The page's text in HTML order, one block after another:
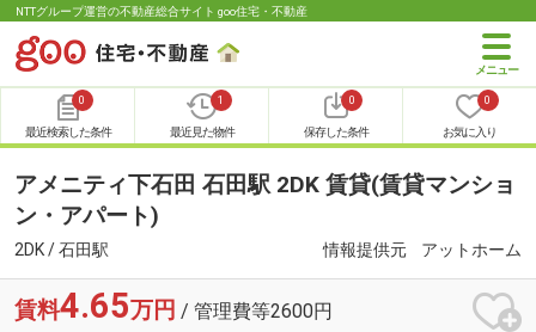
NTTグループ運営の不動産総合サイト goo住宅・不動産
0
最近検索した条件
1
最近見た物件
0
保存した条件
0
お気に入り
アメニティ下石田 石田駅 2DK 賃貸(賃貸マンショ
ン・アパート)
2DK / 石田駅 情報提供元 アットホーム
賃料4.65万円 / 管理費等2600円